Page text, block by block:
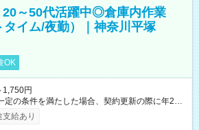
～50代活躍中◎倉庫内作業
タイム/夜勤）｜神奈川平塚
OK
1,750円
定の条件を満たした場合、契約更新の際に年2回
社員登用制度あり ※月末締/翌
※時間外手当、別途支給 ※深夜割増賃金 (22:00～
給あり